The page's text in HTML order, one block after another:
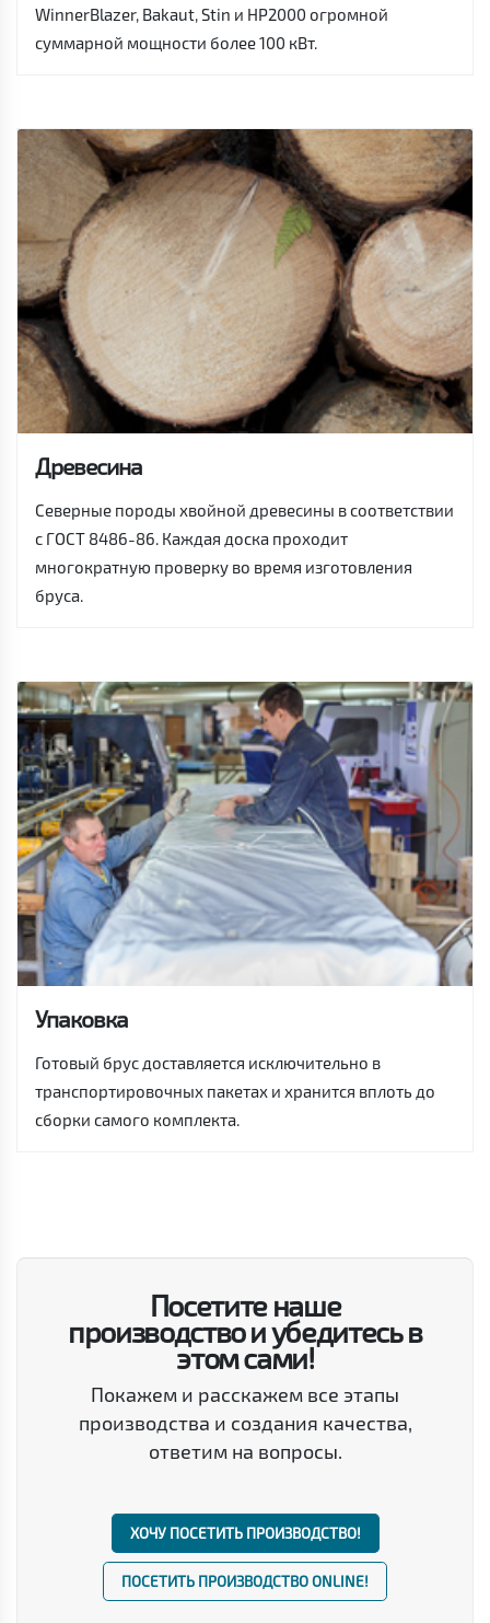
WinnerBlazer, Bakaut, Stin и HP2000 огромной
суммарной мощности более 100 кВт.
Древесина
Северные породы хвойной древесины в соответствии
с ГОСТ 8486-86. Каждая доска проходит
многократную проверку во время изготовления
бруса.
Упаковка
Готовый брус доставляется исключительно в
транспортировочных пакетах и хранится вплоть до
сборки самого комплекта.
Посетите наше
производство и убедитесь в
этом сами!
Покажем и расскажем все этапы
производства и создания качества,
ответим на вопросы.
ХОЧУ ПОСЕТИТЬ ПРОИЗВОДСТВО!
ПОСЕТИТЬ ПРОИЗВОДСТВО ONLINE!